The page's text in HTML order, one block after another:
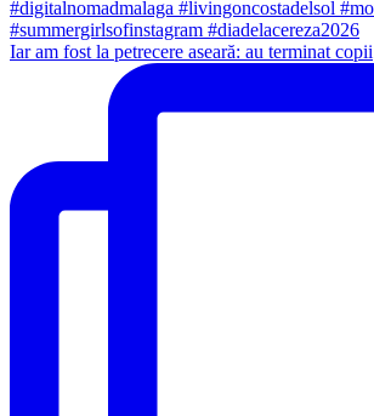
Iar am fost la petrecere aseară: au terminat copii